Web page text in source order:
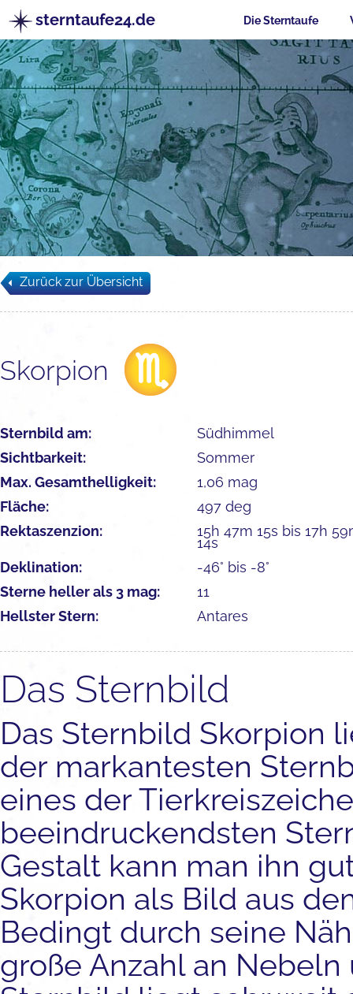
sterntaufe24.de Die Sterntaufe
Zurück zur Übersicht
Skorpion
Sternbild am:
Südhimmel
Sichtbarkeit:
Sommer
Max. Gesamthelligkeit:
1,06 mag
Fläche:
497 deg
Rektaszenzion:
15h 47m 15s bis 17h
14s
Deklination:
-46° bis -8°
Sterne heller als 3 mag:
11
Hellster Stern:
Antares
Das Sternbild
Das Sternbild Skorpion
der markantesten
eines der
beeindruckendsten
Gestalt kann man ihn
Skorpion als Bild aus
Bedingt durch seine
große Anzahl an